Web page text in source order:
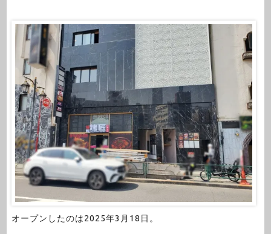
オープンしたのは2025年3月18日。